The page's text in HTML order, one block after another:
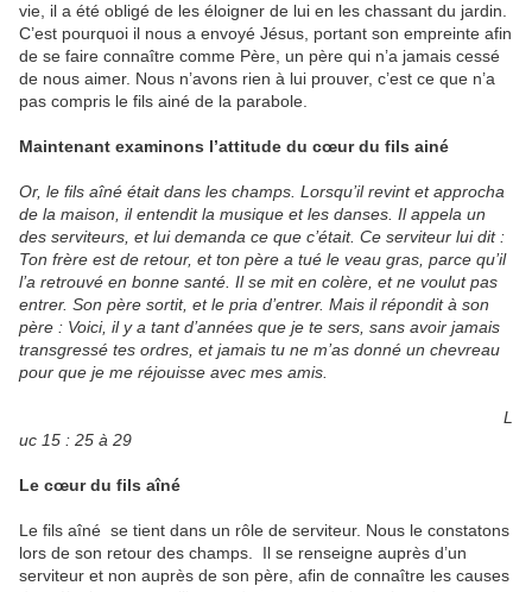
vie, il a été obligé de les éloigner de lui en les chassant du jardin.
C’est pourquoi il nous a envoyé Jésus, portant son empreinte afin
de se faire connaître comme Père, un père qui n’a jamais cessé
de nous aimer. Nous n’avons rien à lui prouver, c’est ce que n’a
pas compris le fils ainé de la parabole.
Maintenant examinons l’attitude du cœur du fils ainé
Or, le fils aîné était dans les champs. Lorsqu’il revint et approcha
de la maison, il entendit la musique et les danses. Il appela un
des serviteurs, et lui demanda ce que c’était. Ce serviteur lui dit :
Ton frère est de retour, et ton père a tué le veau gras, parce qu’il
l’a retrouvé en bonne santé. Il se mit en colère, et ne voulut pas
entrer. Son père sortit, et le pria d’entrer. Mais il répondit à son
père : Voici, il y a tant d’années que je te sers, sans avoir jamais
transgressé tes ordres, et jamais tu ne m’as donné un chevreau
pour que je me réjouisse avec mes amis.
L
uc 15 : 25 à 29
Le cœur du fils aîné
Le fils aîné se tient dans un rôle de serviteur. Nous le constatons
lors de son retour des champs. Il se renseigne auprès d’un
serviteur et non auprès de son père, afin de connaître les causes